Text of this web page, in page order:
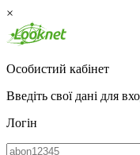
×
Особистий кабінет
Введіть свої дані для
Логін